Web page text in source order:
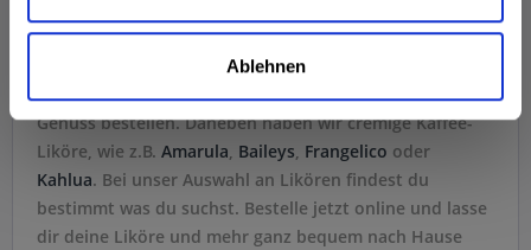
Ablehnen
Bei uns kannst du diverse Liköre der MarkenBatida de
Contreau,Licor 43,
oder einen Limoncello vonVilla Massazum puren
Genuss bestellen. Daneben haben wir cremige Kaffee-
Liköre, wie z.B. Amarula, Baileys, Frangelico oder
Kahlua. Bei unser Auswahl an Likören findest du
bestimmt was du suchst. Bestelle jetzt online und lasse
dir deine Liköre und mehr ganz bequem nach Hause